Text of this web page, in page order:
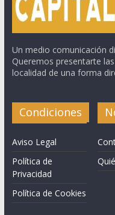
Un medio comunicación
Queremos presentarte
localidad de una forma
Condiciones
Aviso Legal
Política de
Privacidad
Política de Cookies